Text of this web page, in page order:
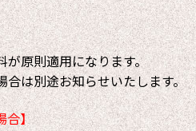
原則適用になります。
合は別途お知らせいたします。
合】